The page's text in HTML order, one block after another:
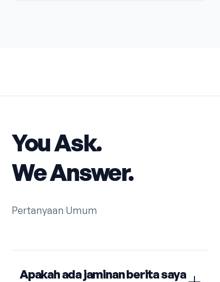
You Ask.
We Answer.
Pertanyaan Umum
Apakah ada jaminan berita saya